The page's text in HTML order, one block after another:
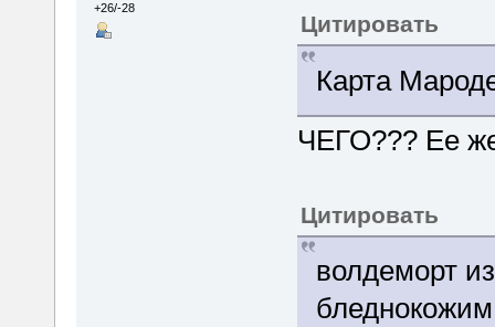
+26/-28
Цитировать
Карта
ЧЕГО??? Ее
Цитировать
волдеморт